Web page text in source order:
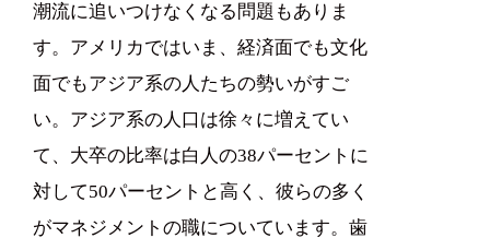
潮流に追いつけなくなる問題もありま
す。アメリカではいま、経済面でも文化
面でもアジア系の人たちの勢いがすご
い。アジア系の人口は徐々に増えてい
て、大卒の比率は白人の38パーセントに
対して50パーセントと高く、彼らの多く
がマネジメントの職についています。歯